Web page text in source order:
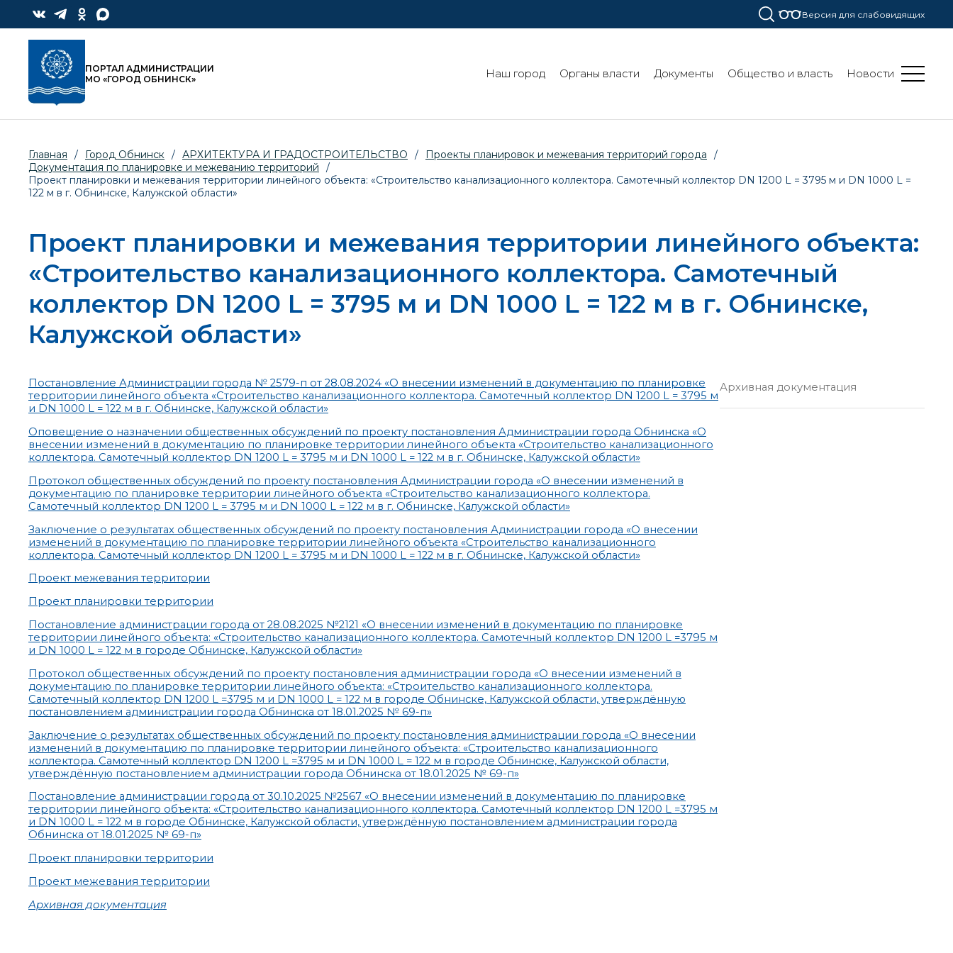
Версия для слабовидящих
ПОРТАЛ АДМИНИСТРАЦИИ
МО «ГОРОД ОБНИНСК»
Наш город Органы власти Документы Общество и власть Новости
Главная / Город Обнинск / АРХИТЕКТУРА И ГРАДОСТРОИТЕЛЬСТВО / Проекты планировок и межевания территорий города
/
Документация по планировке и межеванию территорий
/
Проект планировки и межевания территории линейного объекта: «Строительство канализационного коллектора. Самотечный коллектор DN 1200 L = 3795 м и DN 1000 L =
122 м в г. Обнинске, Калужской области»
Проект планировки и межевания территории линейного объекта:
«Строительство канализационного коллектора. Самотечный
коллектор DN 1200 L = 3795 м и DN 1000 L = 122 м в г. Обнинске,
Калужской области»
Постановление Администрации города № 2579-п от 28.08.2024 «О внесении изменений в документацию по планировке
территории линейного объекта «Строительство канализационного коллектора. Самотечный коллектор DN 1200 L = 3795 м
и DN 1000 L = 122 м в г. Обнинске, Калужской области»
Оповещение о назначении общественных обсуждений по проекту постановления Администрации города Обнинска «О
внесении изменений в документацию по планировке территории линейного объекта «Строительство канализационного
коллектора. Самотечный коллектор DN 1200 L = 3795 м и DN 1000 L = 122 м в г. Обнинске, Калужской области»
Протокол общественных обсуждений по проекту постановления Администрации города «О внесении изменений в
документацию по планировке территории линейного объекта «Строительство канализационного коллектора.
Самотечный коллектор DN 1200 L = 3795 м и DN 1000 L = 122 м в г. Обнинске, Калужской области»
Заключение о результатах общественных обсуждений по проекту постановления Администрации города «О внесении
изменений в документацию по планировке территории линейного объекта «Строительство канализационного
коллектора. Самотечный коллектор DN 1200 L = 3795 м и DN 1000 L = 122 м в г. Обнинске, Калужской области»
Проект межевания территории
Проект планировки территории
Постановление администрации города от 28.08.2025 №2121 «О внесении изменений в документацию по планировке
территории линейного объекта: «Строительство канализационного коллектора. Самотечный коллектор DN 1200 L =3795 м
и DN 1000 L = 122 м в городе Обнинске, Калужской области»
Протокол общественных обсуждений по проекту постановления администрации города «О внесении изменений в
документацию по планировке территории линейного объекта: «Строительство канализационного коллектора.
Самотечный коллектор DN 1200 L =3795 м и DN 1000 L = 122 м в городе Обнинске, Калужской области, утверждённую
постановлением администрации города Обнинска от 18.01.2025 № 69-п»
Заключение о результатах общественных обсуждений по проекту постановления администрации города «О внесении
изменений в документацию по планировке территории линейного объекта: «Строительство канализационного
коллектора. Самотечный коллектор DN 1200 L =3795 м и DN 1000 L = 122 м в городе Обнинске, Калужской области,
утверждённую постановлением администрации города Обнинска от 18.01.2025 № 69-п»
Постановление администрации города от 30.10.2025 №2567 «О внесении изменений в документацию по планировке
территории линейного объекта: «Строительство канализационного коллектора. Самотечный коллектор DN 1200 L =3795 м
и DN 1000 L = 122 м в городе Обнинске, Калужской области, утверждённую постановлением администрации города
Обнинска от 18.01.2025 № 69-п»
Проект планировки территории
Проект межевания территории
Архивная документация
Архивная документация